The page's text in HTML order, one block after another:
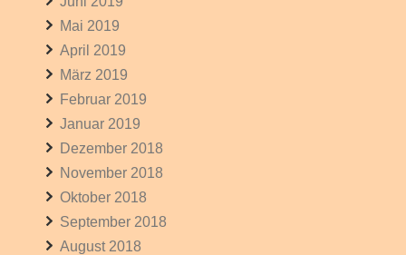
Mai 2019
April 2019
März 2019
Februar 2019
Januar 2019
Dezember 2018
November 2018
Oktober 2018
September 2018
August 2018